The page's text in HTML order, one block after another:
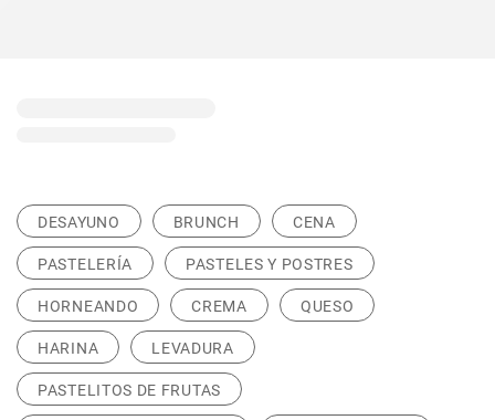
DESAYUNO BRUNCH CENA
PASTELERÍA PASTELES Y POSTRES
HORNEANDO CREMA QUESO
HARINA LEVADURA
PASTELITOS DE FRUTAS